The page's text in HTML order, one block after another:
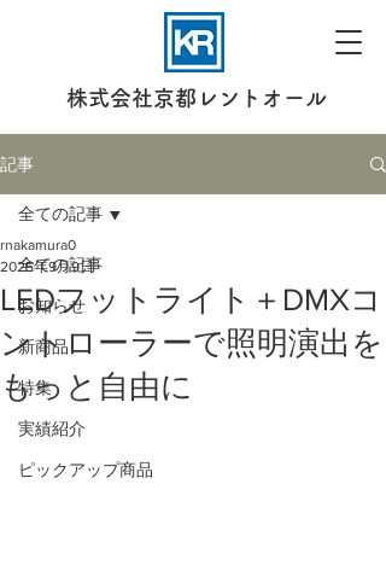
株式会社京都レントオール
記事
全ての記事
お知らせ
新商品
特集
実績紹介
ピックアップ商品
全ての記事
LEDフットライト＋DMXコ
ントローラーで照明演出を
もっと自由に
rnakamura0
2025年9月9日